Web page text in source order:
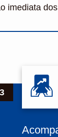
imediata